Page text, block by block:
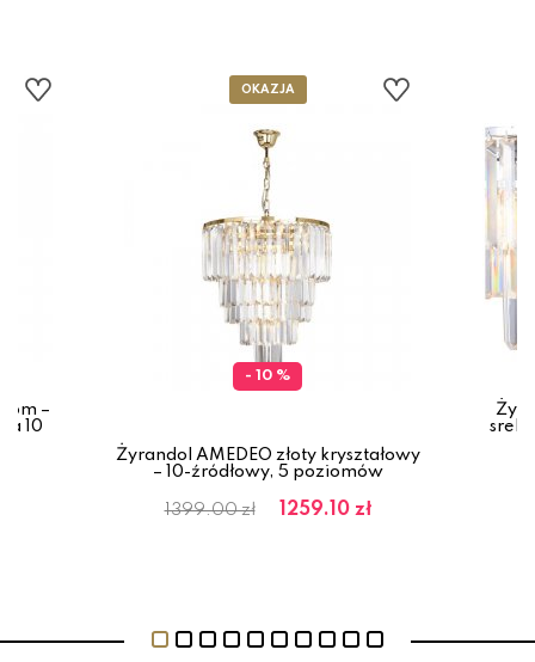
–
10
- 10 %
Żyrandol AMEDEO złoty kryształowy
– 10-źródłowy, 5 poziomów
1399.00 zł 1259.10 zł